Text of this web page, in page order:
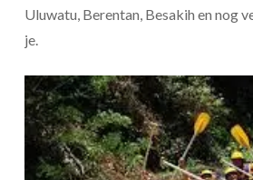
Uluwatu, Berentan, Besakih en nog
je.